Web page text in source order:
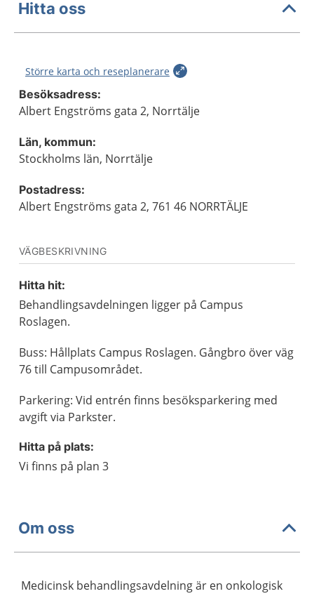
Hitta oss
Större karta och reseplanerare
Besöksadress:
Albert Engströms gata 2, Norrtälje
Län, kommun:
Stockholms län, Norrtälje
Postadress:
Albert Engströms gata 2, 761 46 NORRTÄLJE
VÄGBESKRIVNING
Hitta hit:
Behandlingsavdelningen ligger på Campus
Roslagen.
Buss: Hållplats Campus Roslagen. Gångbro över väg
76 till Campusområdet.
Parkering: Vid entrén finns besöksparkering med
avgift via Parkster.
Hitta på plats:
Vi finns på plan 3
Om oss
Medicinsk behandlingsavdelning är en onkologisk